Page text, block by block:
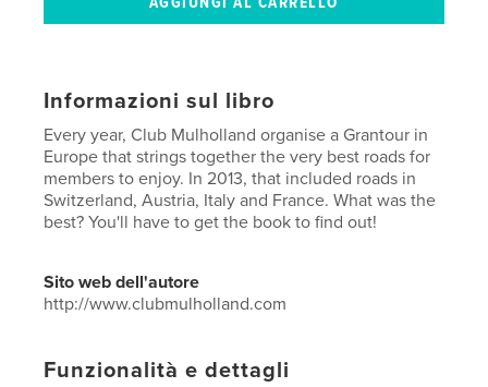
Informazioni sul libro
Every year, Club Mulholland organise a Grantour in
Europe that strings together the very best roads for
members to enjoy. In 2013, that included roads in
Switzerland, Austria, Italy and France. What was the
best? You'll have to get the book to find out!
Sito web dell'autore
http://www.clubmulholland.com
Funzionalità e dettagli